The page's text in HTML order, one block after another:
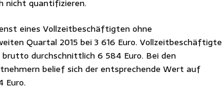
nicht quantifizieren.
eines Vollzeitbeschäftigten ohne
Quartal 2015 bei 3 616 Euro. Vollzeitbeschäftigte
durchschnittlich 6 584 Euro. Bei den
belief sich der entsprechende Wert auf
Euro.